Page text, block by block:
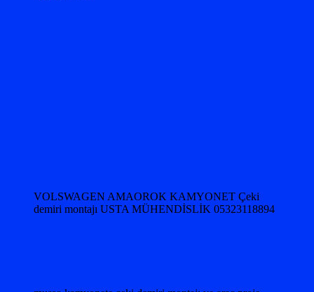
VOLSWAGEN AMAOROK KAMYONET Çeki
demiri montajı USTA MÜHENDİSLİK 05323118894